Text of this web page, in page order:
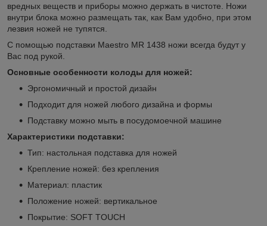
вредных веществ и приборы можно держать в чистоте. Ножи
внутри блока можно размещать так, как Вам удобно, при этом
лезвия ножей не тупятся.
С помощью подставки Maestro MR 1438 ножи всегда будут у
Вас под рукой.
Основные особенности колоды для ножей:
Эргономичный и простой дизайн
Подходит для ножей любого дизайна и формы
Подставку можно мыть в посудомоечной машине
Характеристики подставки:
Тип: настольная подставка для ножей
Крепление ножей: без крепления
Материал: пластик
Положение ножей: вертикальное
Покрытие: SOFT TOUCH